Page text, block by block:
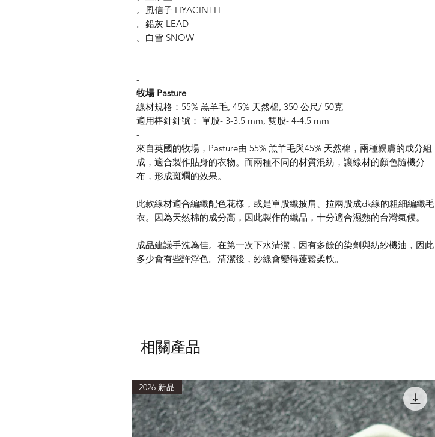
。風信子 HYACINTH
。鉛灰 LEAD
。白雪 SNOW
-
牧場 Pasture
線材規格：55% 羔羊毛, 45% 天然棉, 350 公尺/ 50克
適用棒針針號： 單股- 3-3.5 mm, 雙股- 4-4.5 mm
-
來自英國的牧場，Pasture由 55% 羔羊毛與45% 天然棉，兩種親膚的成分組
成，適合製作貼身的衣物。而兩種不同的材質混紡，讓線材的顏色隨機分
布，形成斑斕的效果。
此款線材適合編織配色花樣，或是單股織披肩、拉兩股成dk線的粗細編織毛
衣。因為天然棉的成分高，因此製作的織品，十分適合濕熱的台灣氣候。
成品建議手洗為佳。在第一次下水清潔，因有多餘的染劑與紡紗機油，因此
多少會有些許浮色。清潔後，紗線會變得蓬鬆柔軟。
相關產品
2026 新品